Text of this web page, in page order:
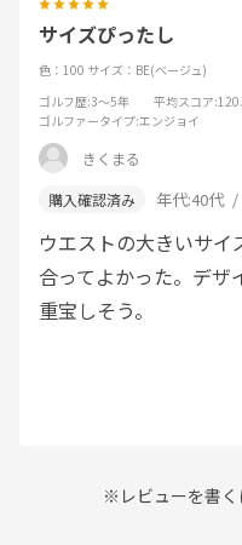
サイズぴったし
色：100 サイズ：BE(ベージュ)
ゴルフ歴:3～5年 平均スコア
ゴルファータイプ:エンジョイ
きくまる
年代:40代
ウエストの大きいサ
合ってよかった。デザ
重宝しそう。
※レビューを書く